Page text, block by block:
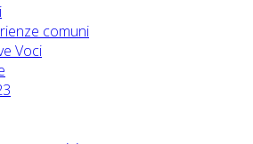
comuni
Voci